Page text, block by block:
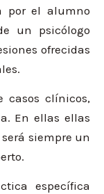
por el alumno
un psicólogo
ofrecidas
casos clínicos,
En ellas ellas
siempre un
específica